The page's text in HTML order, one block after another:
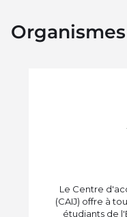
Le Centre
(CAIJ) offre à
étudiants de